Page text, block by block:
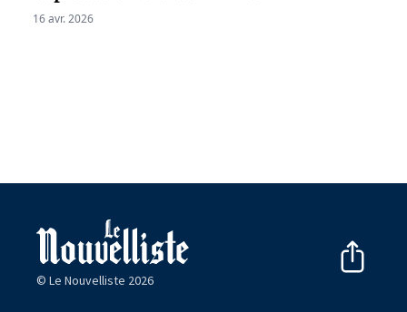
16 avr. 2026
© Le Nouvelliste 2026